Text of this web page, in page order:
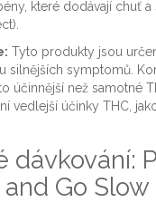
které dodávají chuť
Tyto produkty jsou
silnějších symptomů.
účinnější než samotné
vedlejší účinky THC,
dávkování:
Go Slow